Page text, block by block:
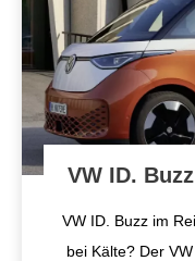
VW ID.
VW ID. Buzz im
bei Kälte? Der